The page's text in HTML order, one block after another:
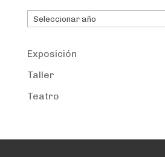
Archivos
Exposición
Taller
Teatro